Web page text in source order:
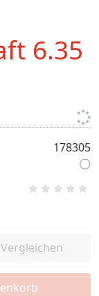
6.35
178305
Vergleichen